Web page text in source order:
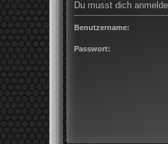
Du musst dich
Benutzername:
Passwort: